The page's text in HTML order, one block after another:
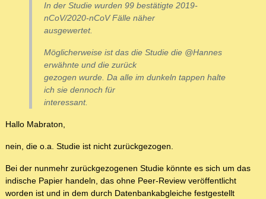
In der Studie wurden 99 bestätigte 2019-
nCoV/2020-nCoV Fälle näher
ausgewertet.
Möglicherweise ist das die Studie die @Hannes
erwähnte und die zurück
gezogen wurde. Da alle im dunkeln tappen halte
ich sie dennoch für
interessant.
Hallo Mabraton,
nein, die o.a. Studie ist nicht zurückgezogen.
Bei der nunmehr zurückgezogenen Studie könnte es sich um das
indische Papier handeln, das ohne Peer-Review veröffentlicht
worden ist und in dem durch Datenbankabgleiche festgestellt